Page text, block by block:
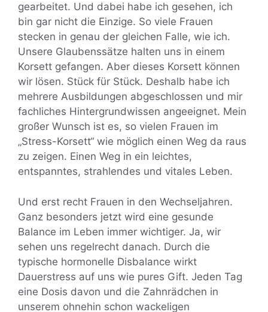
gearbeitet. Und dabei habe ich gesehen, ich
bin gar nicht die Einzige. So viele Frauen
stecken in genau der gleichen Falle, wie ich.
Unsere Glaubenssätze halten uns in einem
Korsett gefangen. Aber dieses Korsett können
wir lösen. Stück für Stück. Deshalb habe ich
mehrere Ausbildungen abgeschlossen und mir
fachliches Hintergrundwissen angeeignet. Mein
großer Wunsch ist es, so vielen Frauen im
„Stress-Korsett“ wie möglich einen Weg da raus
zu zeigen. Einen Weg in ein leichtes,
entspanntes, strahlendes und vitales Leben.
Und erst recht Frauen in den Wechseljahren.
Ganz besonders jetzt wird eine gesunde
Balance im Leben immer wichtiger. Ja, wir
sehen uns regelrecht danach. Durch die
typische hormonelle Disbalance wirkt
Dauerstress auf uns wie pures Gift. Jeden Tag
eine Dosis davon und die Zahnrädchen in
unserem ohnehin schon wackeligen